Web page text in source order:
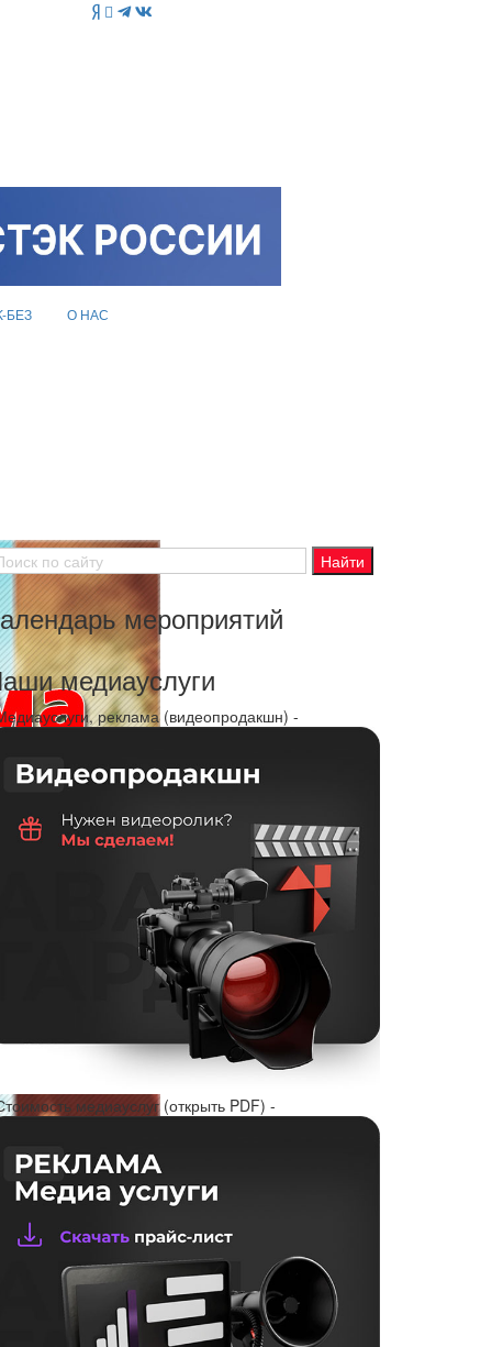
БЕЗ О НАС
мероприятий
медиауслуги
реклама (видеопродакшн) -
медиауслуг (открыть PDF) -